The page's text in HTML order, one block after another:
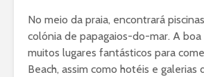
No meio da praia, encontrará
colónia de papagaios-do-mar. A
muitos lugares fantásticos para
Beach, assim como hotéis e galerias